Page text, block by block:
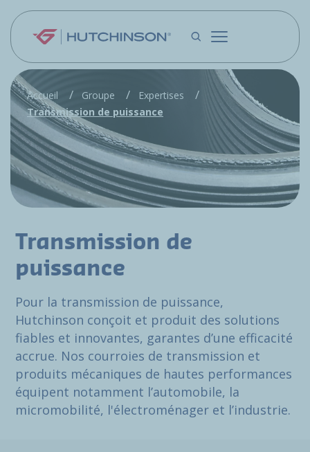
Aller au contenu principal
Accueil Groupe
Expertises
Transmission de puissance
Transmission de
puissance
Pour la transmission de puissance,
Hutchinson conçoit et produit des solutions
fiables et innovantes, garantes d’une efficacité
accrue. Nos courroies de transmission et
produits mécaniques de hautes performances
équipent notamment l’automobile, la
micromobilité, l'électroménager et l’industrie.